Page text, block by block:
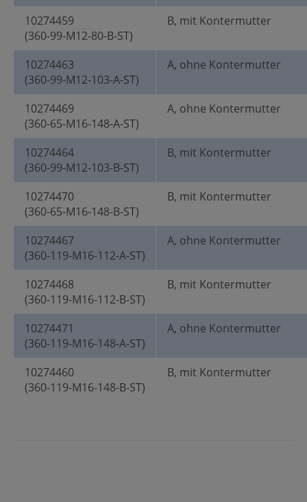
10274459
(360-99-M12-80-B-ST)
B, mit Kontermutter
10274463
(360-99-M12-103-A-ST)
A, ohne Kontermutter
10274469
(360-65-M16-148-A-ST)
A, ohne Kontermutter
10274464
(360-99-M12-103-B-ST)
B, mit Kontermutter
10274470
(360-65-M16-148-B-ST)
B, mit Kontermutter
10274467
(360-119-M16-112-A-ST)
A, ohne Kontermutter
10274468
(360-119-M16-112-B-ST)
B, mit Kontermutter
10274471
(360-119-M16-148-A-ST)
A, ohne Kontermutter
10274460
(360-119-M16-148-B-ST)
B, mit Kontermutter